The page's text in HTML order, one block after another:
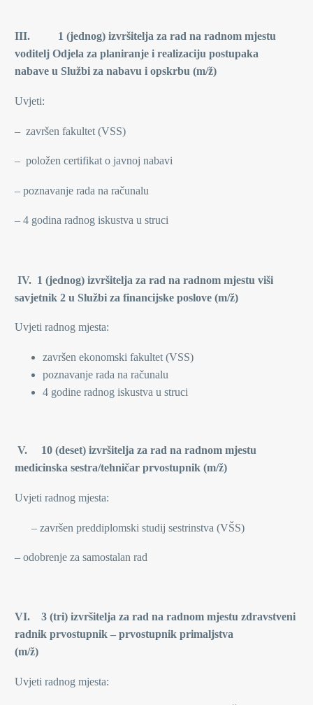
III. 1 (jednog) izvršitelja za rad na radnom mjestu
voditelj Odjela za planiranje i realizaciju postupaka
nabave u Službi za nabavu i opskrbu (m/ž)
Uvjeti:
– završen fakultet (VSS)
– položen certifikat o javnoj nabavi
– poznavanje rada na računalu
– 4 godina radnog iskustva u struci
IV. 1 (jednog) izvršitelja za rad na radnom mjestu viši
savjetnik 2 u Službi za financijske poslove (m/ž)
Uvjeti radnog mjesta:
završen ekonomski fakultet (VSS)
poznavanje rada na računalu
4 godine radnog iskustva u struci
V. 10 (deset) izvršitelja za rad na radnom mjestu
medicinska sestra/tehničar prvostupnik (m/ž)
Uvjeti radnog mjesta:
– završen preddiplomski studij sestrinstva (VŠS)
– odobrenje za samostalan rad
VI. 3 (tri) izvršitelja za rad na radnom mjestu zdravstveni
radnik prvostupnik – prvostupnik primaljstva
(m/ž)
Uvjeti radnog mjesta: